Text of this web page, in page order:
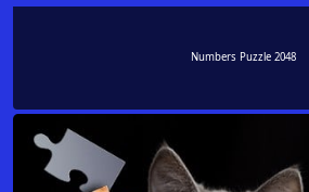
Numbers Puzzle 2048